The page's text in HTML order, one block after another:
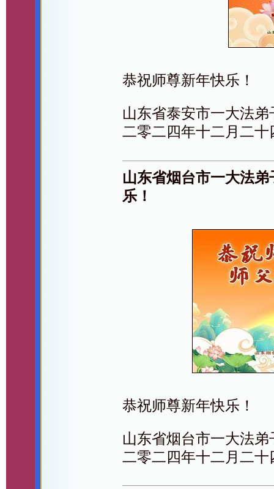
恭祝师尊新年快乐！
山东省泰安市一大法
二零二四年十二月二十
山东省烟台市一大法
乐！
恭祝师尊新年快乐！
山东省烟台市一大法
二零二四年十二月二十